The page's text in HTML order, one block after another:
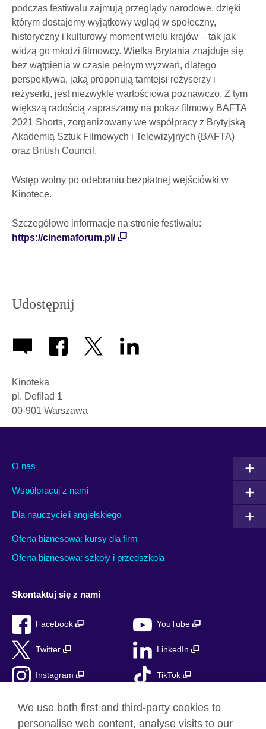
podczas festiwalu zajmują przeglądy narodowe, dzięki
którym dostajemy wyjątkowy wgląd w społeczny,
historyczny i kulturowy moment wielu krajów – tak jak
widzą go młodzi filmowcy. Wielka Brytania znajduje się
bez wątpienia w czasie pełnym wyzwań, dlatego
perspektywa, jaką proponują tamtejsi reżyserzy i
reżyserki, jest niezwykle wartościowa poznawczo. Z tym
większą radością zapraszamy na pokaz filmowy BAFTA
2021 Shorts, zorganizowany we współpracy z Brytyjską
Akademią Sztuk Filmowych i Telewizyjnych (BAFTA)
oraz British Council.
Wstęp wolny po odebraniu bezpłatnej wejściówki w
Kinotece.
Szczegółowe informacje na stronie festiwalu:
https://cinemaforum.pl/
Udostępnij
Kinoteka
pl. Defilad 1
00-901 Warszawa
O nas
Współpracuj z nami
Dla nauczycieli angielskiego
Oferta biznesowa: kursy dla firm
Oferta biznesowa: szkoły i przedszkola
Skontaktuj się z nami
Facebook YouTube
Twitter LinkedIn
Instagram TikTok
We use both first and third-party cookies to
personalise web content, analyse visits to our